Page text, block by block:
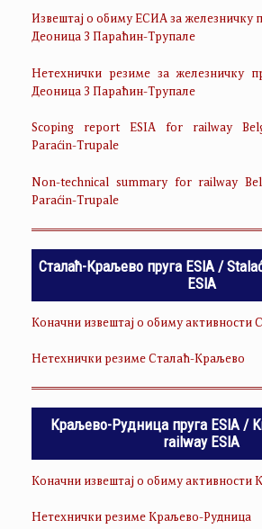
Извештај о обиму ЕСИА за железничку
Деоница 3 Параћин-Трупале
Нетехнички резиме за железничку
Деоница 3 Параћин-Трупале
Scoping report ESIA for railway
Paraćin-Trupale
Non-technical summary for railway
Paraćin-Trupale
Сталаћ-Краљево пруга ESIA /
ESIA
Коначни извештај о обиму активности
Нетехнички резиме Сталаћ-Краљево
Краљево-Рудница пруга ESIA /
railway ESIA
Коначни извештај о обиму активности
Нетехнички резиме Краљево-Рудница